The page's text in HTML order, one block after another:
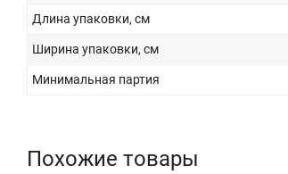
Длина упаковки, см
Ширина упаковки, см
Минимальная партия
Похожие товары